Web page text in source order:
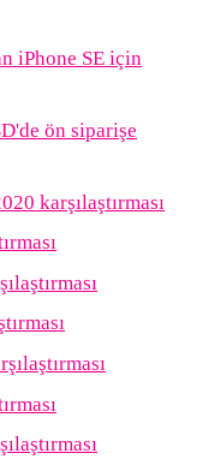
iPhone SE için
ön siparişe
karşılaştırması